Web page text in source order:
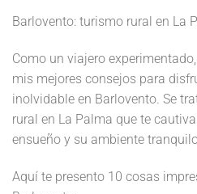
Barlovento: turismo rural en La
Como un viajero
mis mejores consejos para
inolvidable en Barlovento. Se
rural en La Palma que te
ensueño y su ambiente
Aquí te presento 10 cosas